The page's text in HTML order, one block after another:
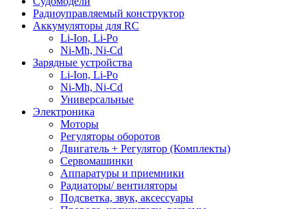
Радиоуправляемый конструктор
Аккумуляторы для RC
Li-Ion, Li-Po
Ni-Mh, Ni-Cd
Зарядные устройства
Li-Ion, Li-Po
Ni-Mh, Ni-Cd
Универсальные
Электроника
Моторы
Регуляторы оборотов
Двигатель + Регулятор (Комплекты)
Сервомашинки
Аппаратуры и приемники
Радиаторы/ вентиляторы
Подсветка, звук, аксессуары